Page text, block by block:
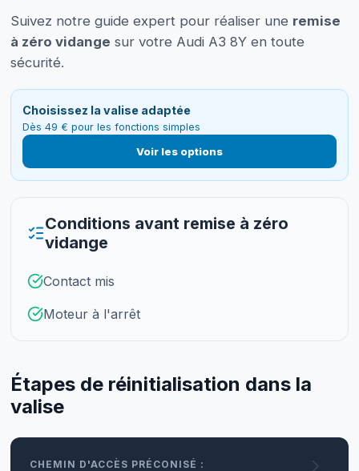
Suivez notre guide expert pour réaliser une remise
à zéro vidange sur votre Audi A3 8Y en toute
sécurité.
Choisissez la valise adaptée
Dès 49 € pour les fonctions simples
Voir les options
Conditions avant remise à zéro
vidange
Contact mis
Moteur à l'arrêt
Étapes de réinitialisation dans la
valise
CHEMIN D'ACCÈS PRÉCONISÉ :